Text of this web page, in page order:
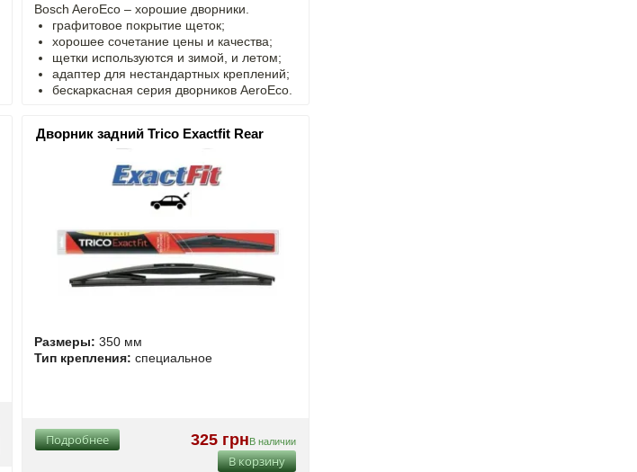
Bosch AeroEco – хорошие дворники.
графитовое покрытие щеток;
хорошее сочетание цены и качества;
щетки используются и зимой, и летом;
адаптер для нестандартных креплений;
бескаркасная серия дворников AeroEco.
Дворник задний Trico Exactfit Rear
Размеры: 350 мм
Тип крепления: специальное
325 грнВ наличии
Подробнее
В корзину